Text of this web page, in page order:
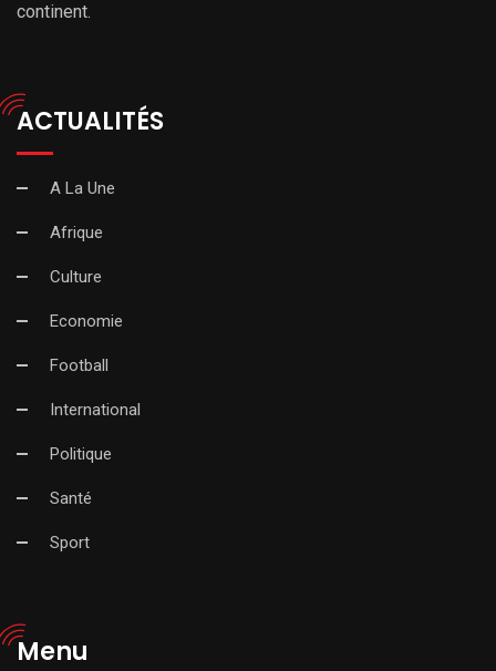
continent.
ACTUALITÉS
A La Une
Afrique
Culture
Economie
Football
International
Politique
Santé
Sport
Menu